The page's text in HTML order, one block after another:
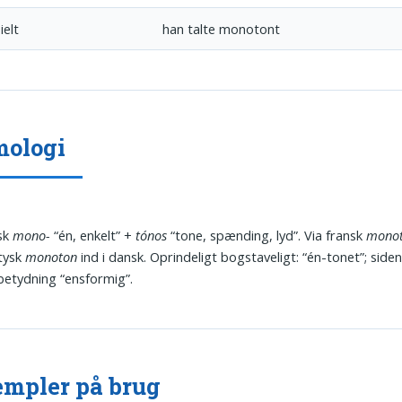
han talte monotont
mono- “én, enkelt” +tónos “tone, spænding, lyd”. Via fransk
monoton ind i dansk. Oprindeligt bogstaveligt: “én-tonet”;
“ensformig”.
på brug